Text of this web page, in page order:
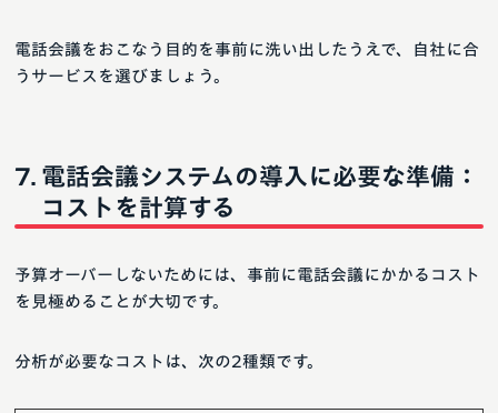
電話会議をおこなう目的を事前に洗い出したうえで、自社に合
うサービスを選びましょう。
電話会議システムの導入に必要な準備：
コストを計算する
予算オーバーしないためには、事前に電話会議にかかるコスト
を見極めることが大切です。
分析が必要なコストは、次の2種類です。